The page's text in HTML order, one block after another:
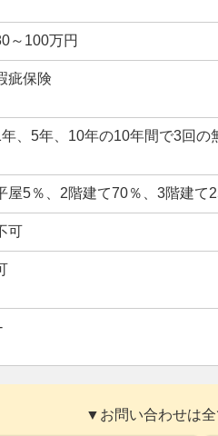
～100万円
疵保険
年、5年、10年の10年間で3回の
屋5％、2階建て70％、3階建て
可
▼お問い合わせは